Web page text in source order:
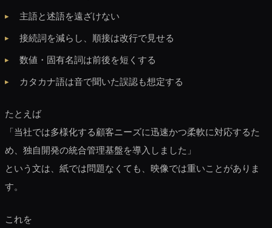
主語と述語を遠ざけない
接続詞を減らし、順接は改行で見せる
数値・固有名詞は前後を短くする
カタカナ語は音で聞いた誤認も想定する
たとえば
「当社では多様化する顧客ニーズに迅速かつ柔軟に対応するた
め、独自開発の統合管理基盤を導入しました」
という文は、紙では問題なくても、映像では重いことがありま
す。
これを